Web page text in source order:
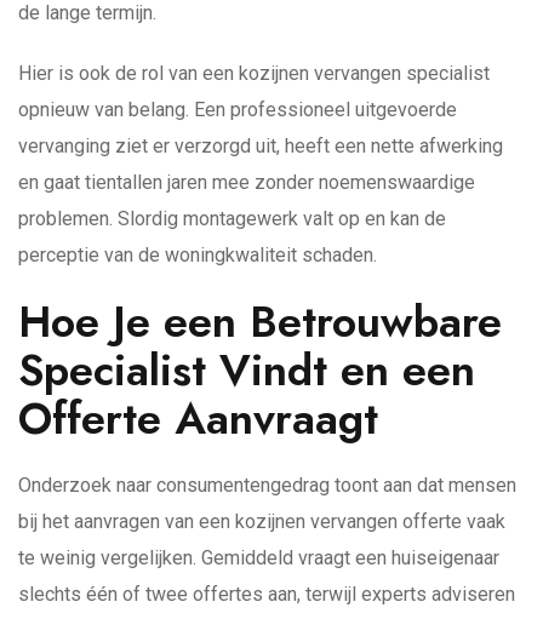
de lange termijn.
Hier is ook de rol van een kozijnen vervangen specialist
opnieuw van belang. Een professioneel uitgevoerde
vervanging ziet er verzorgd uit, heeft een nette afwerking
en gaat tientallen jaren mee zonder noemenswaardige
problemen. Slordig montagewerk valt op en kan de
perceptie van de woningkwaliteit schaden.
Hoe Je een Betrouwbare
Specialist Vindt en een
Offerte Aanvraagt
Onderzoek naar consumentengedrag toont aan dat mensen
bij het aanvragen van een kozijnen vervangen offerte vaak
te weinig vergelijken. Gemiddeld vraagt een huiseigenaar
slechts één of twee offertes aan, terwijl experts adviseren